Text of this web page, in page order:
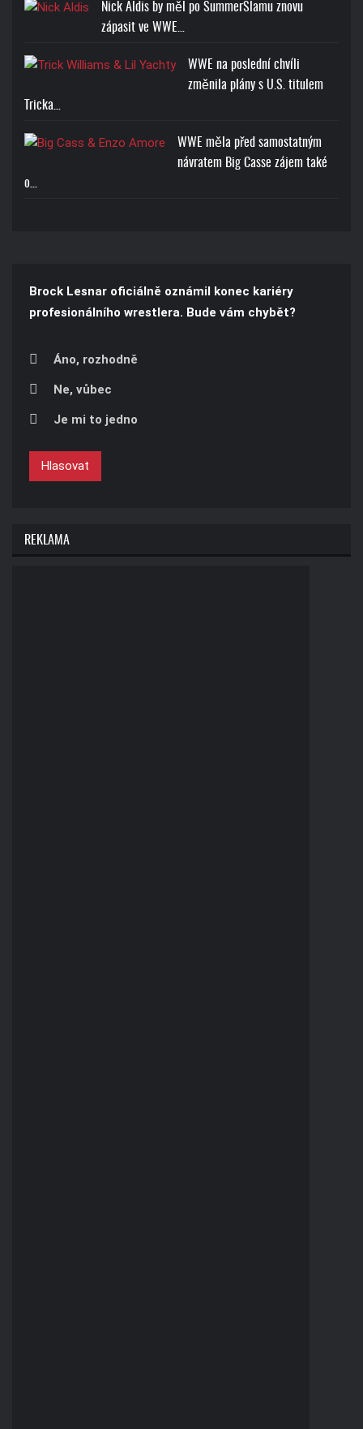
Nick Aldis by měl po SummerSlamu znovu
zápasit ve WWE…
WWE na poslední chvíli
změnila plány s U.S. titulem
Tricka…
WWE měla před samostatným
návratem Big Casse zájem také
o…
Brock Lesnar oficiálně oznámil konec kariéry
profesionálního wrestlera. Bude vám chybět?
Áno, rozhodně
Ne, vůbec
Je mi to jedno
Hlasovat
REKLAMA